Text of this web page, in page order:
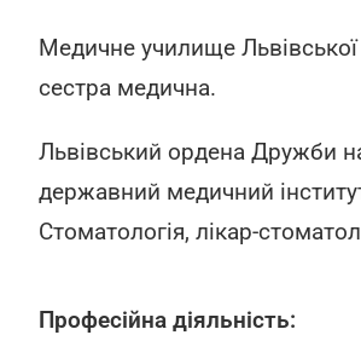
Медичне училище Львівської
сестра медична.
Львівський ордена Дружби
державний медичний
Стоматологія, лікар-
Професійна діяльність: